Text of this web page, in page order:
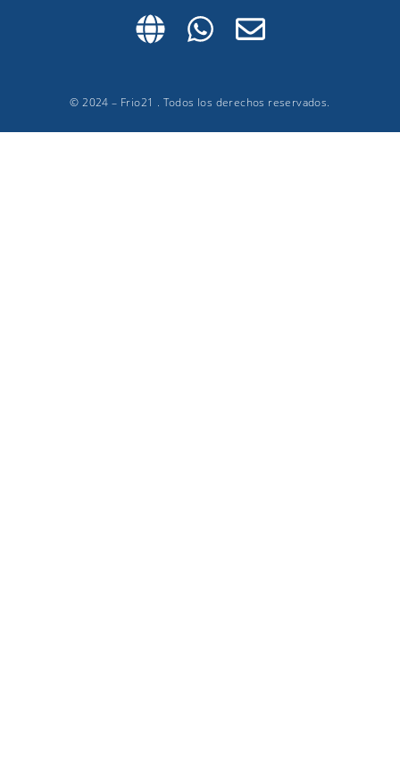
© 2024 – Frio21 . Todos los derechos reservados.